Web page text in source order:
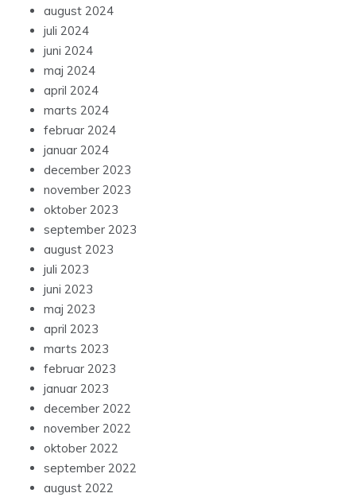
august 2024
juli 2024
juni 2024
maj 2024
april 2024
marts 2024
februar 2024
januar 2024
december 2023
november 2023
oktober 2023
september 2023
august 2023
juli 2023
juni 2023
maj 2023
april 2023
marts 2023
februar 2023
januar 2023
december 2022
november 2022
oktober 2022
september 2022
august 2022